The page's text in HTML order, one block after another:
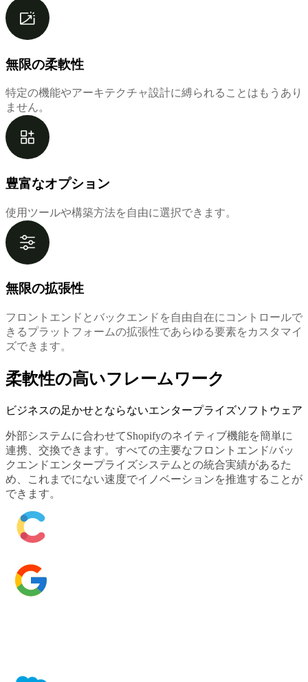
無限の柔軟性
特定の機能やアーキテクチャ設計に縛られることはもうあり
ません。
豊富なオプション
使用ツールや構築方法を自由に選択できます。
無限の拡張性
フロントエンドとバックエンドを自由自在にコントロールで
きるプラットフォームの拡張性であらゆる要素をカスタマイ
ズできます。
柔軟性の高いフレームワーク
ビジネスの足かせとならないエンタープライズソフトウェア
外部システムに合わせてShopifyのネイティブ機能を簡単に
連携、交換できます。すべての主要なフロントエンド/バッ
クエンドエンタープライズシステムとの統合実績があるた
め、これまでにない速度でイノベーションを推進することが
できます。